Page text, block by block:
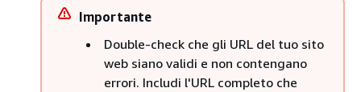
Importante
Double-check che gli URL del tuo sito
web siano validi e non contengano
errori. Includi l'URL completo che